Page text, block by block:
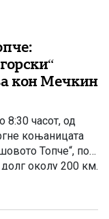
кон Мечкин
8:30 часот, од
коњаницата
Топче“, по
околу 200 км.
е обично